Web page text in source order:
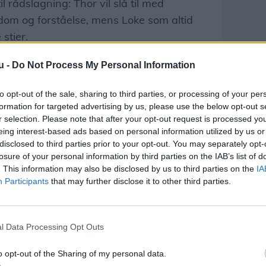
- Do Not Process My Personal Information
opt-out of the sale, sharing to third parties, or processing of your
for targeted advertising by us, please use the below opt-out
selection. Please note that after your opt-out request is processed
interest-based ads based on personal information utilized by us
to third parties prior to your opt-out. You may separately
of your personal information by third parties on the IAB’s list of
This information may also be disclosed by us to third parties on the
Participants that may further disclose it to other third parties.
Data Processing Opt Outs
opt-out of the Sharing of my personal data.
rådslagning: Thor vil slå til med
og forståelse, mens Loke som altid
stier.
stykke, og jeg lover, at der venter
Jeg har selv lavet lidt tilføjelser og
af Mortens manuskript er bevaret. Vi har
til at passe til antallet af skuespillere.
da han skrev stykket, lyder det fra
tro det rekonstruerede langhus ved
nye, spændende rekvisitter. Således
erhvervsklasse fremstillet nogle
og et langt træbord.